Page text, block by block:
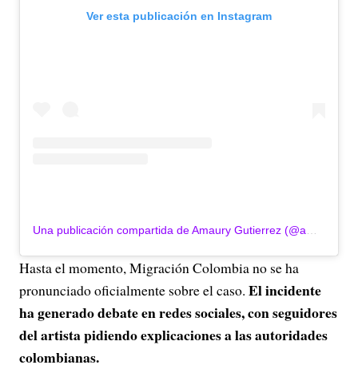
Ver esta publicación en Instagram
Hasta el momento, Migración Colombia no se ha
pronunciado oficialmente sobre el caso. El incidente
ha generado debate en redes sociales, con seguidores
del artista pidiendo explicaciones a las autoridades
colombianas.